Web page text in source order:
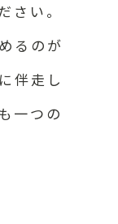
さい。
るのが
伴走し
一つの